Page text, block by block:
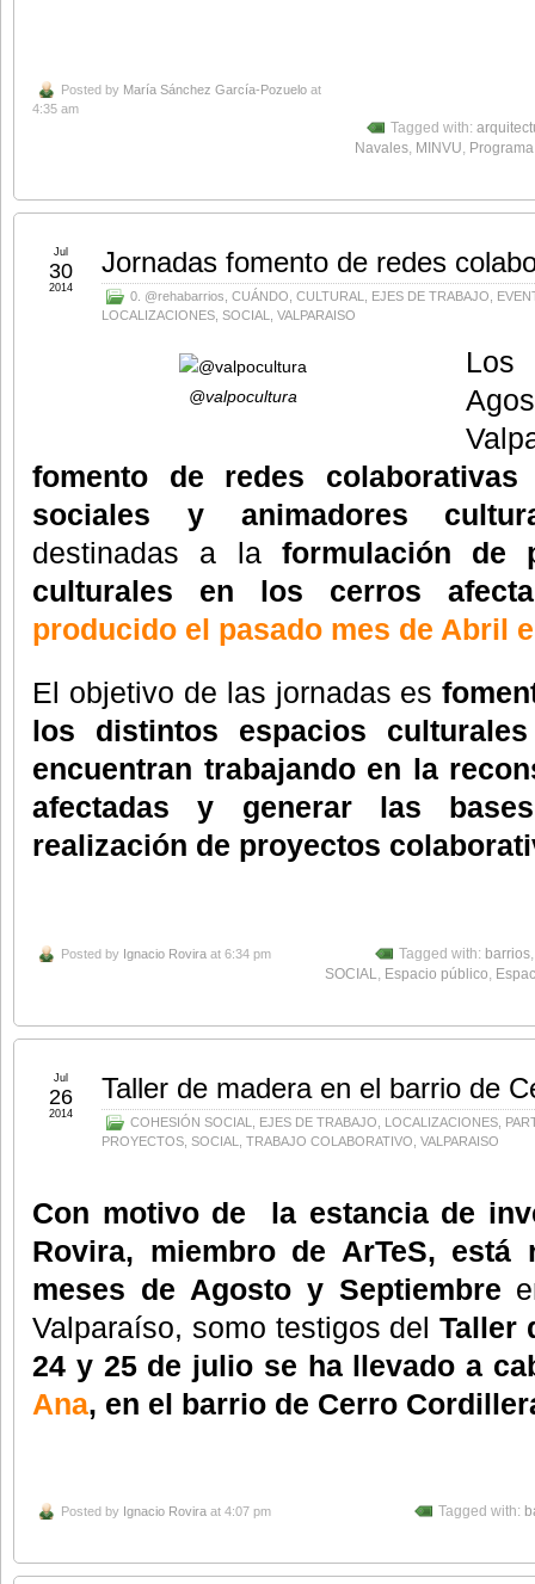
Posted by María Sánchez García-Pozuelo at
4:35 am
Tagged with:
Navales
MINVU
Jornadas fomento de redes
0. @rehabarrios CUÁNDO CULTURAL EJES DE TRABAJO
LOCALIZACIONES SOCIAL VALPARAISO
Jul
30
2014
@valpocultura
fomento de redes
sociales y animadores
destinadas a la formulación de
culturales en los cerros
producido el pasado mes de Abril
El objetivo de las jornadas es
los distintos espacios
encuentran trabajando en la
afectadas y generar las
realización de proyectos
Posted by Ignacio Rovira at 6:34 pm Tagged with: barrios
SOCIAL
Espacio público
Taller de madera en el barrio de
COHESIÓN SOCIAL EJES DE TRABAJO LOCALIZACIONES
PROYECTOS SOCIAL TRABAJO COLABORATIVO VALPARAISO
Jul
26
2014
Con motivo de la estancia de
Rovira, miembro de ArTeS, está
meses de Agosto y Septiembre
Valparaíso, somo testigos del Taller
24 y 25 de julio se ha llevado a
Ana, en el barrio de Cerro
Posted by Ignacio Rovira at 4:07 pm Tagged with: